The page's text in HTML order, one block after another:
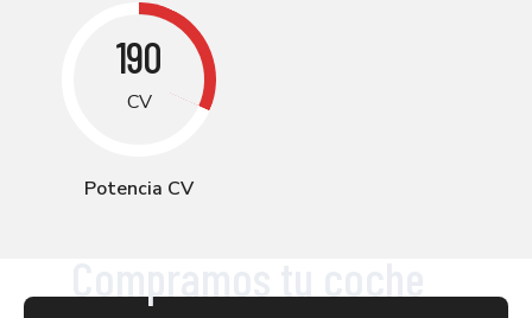
190
CV
Potencia CV